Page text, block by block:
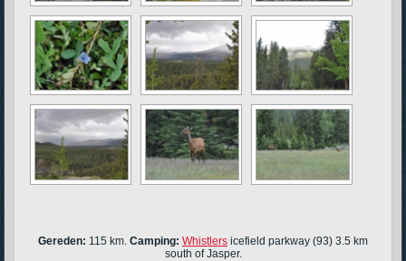
Gereden: 115 km. Camping: Whistlers icefield parkway (93) 3.5 km
south of Jasper.